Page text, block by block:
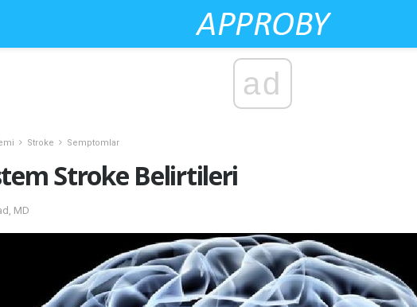
ad
Stroke Semptomlar
Stroke Belirtileri
MD